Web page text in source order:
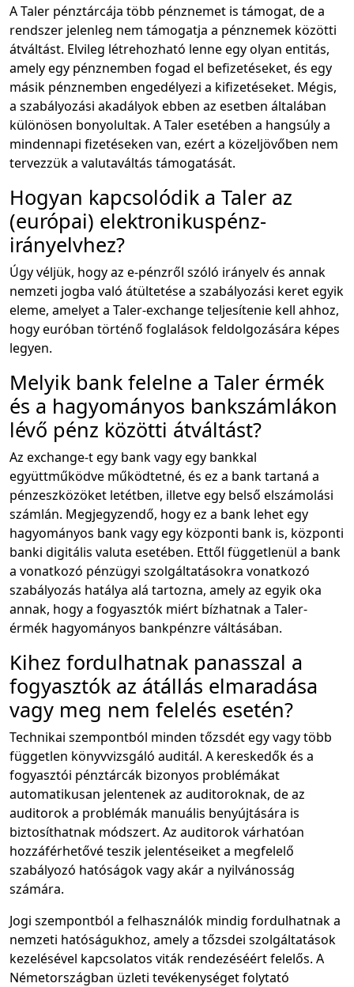
A Taler pénztárcája több pénznemet is támogat, de a
rendszer jelenleg nem támogatja a pénznemek közötti
átváltást. Elvileg létrehozható lenne egy olyan entitás,
amely egy pénznemben fogad el befizetéseket, és egy
másik pénznemben engedélyezi a kifizetéseket. Mégis,
a szabályozási akadályok ebben az esetben általában
különösen bonyolultak. A Taler esetében a hangsúly a
mindennapi fizetéseken van, ezért a közeljövőben nem
tervezzük a valutaváltás támogatását.
Hogyan kapcsolódik a Taler az
(európai) elektronikuspénz-
irányelvhez?
Úgy véljük, hogy az e-pénzről szóló irányelv és annak
nemzeti jogba való átültetése a szabályozási keret egyik
eleme, amelyet a Taler-exchange teljesítenie kell ahhoz,
hogy euróban történő foglalások feldolgozására képes
legyen.
Melyik bank felelne a Taler érmék
és a hagyományos bankszámlákon
lévő pénz közötti átváltást?
Az exchange-t egy bank vagy egy bankkal
együttműködve működtetné, és ez a bank tartaná a
pénzeszközöket letétben, illetve egy belső elszámolási
számlán. Megjegyzendő, hogy ez a bank lehet egy
hagyományos bank vagy egy központi bank is, központi
banki digitális valuta esetében. Ettől függetlenül a bank
a vonatkozó pénzügyi szolgáltatásokra vonatkozó
szabályozás hatálya alá tartozna, amely az egyik oka
annak, hogy a fogyasztók miért bízhatnak a Taler-
érmék hagyományos bankpénzre váltásában.
Kihez fordulhatnak panasszal a
fogyasztók az átállás elmaradása
vagy meg nem felelés esetén?
Technikai szempontból minden tőzsdét egy vagy több
független könyvvizsgáló auditál. A kereskedők és a
fogyasztói pénztárcák bizonyos problémákat
automatikusan jelentenek az auditoroknak, de az
auditorok a problémák manuális benyújtására is
biztosíthatnak módszert. Az auditorok várhatóan
hozzáférhetővé teszik jelentéseiket a megfelelő
szabályozó hatóságok vagy akár a nyilvánosság
számára.
Jogi szempontból a felhasználók mindig fordulhatnak a
nemzeti hatóságukhoz, amely a tőzsdei szolgáltatások
kezelésével kapcsolatos viták rendezéséért felelős. A
Németországban üzleti tevékenységet folytató